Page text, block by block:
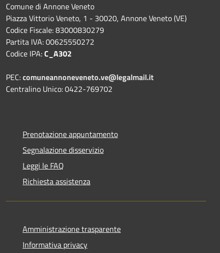
Comune di Annone Veneto
Piazza Vittorio Veneto, 1 - 30020, Annone Veneto (VE)
Codice Fiscale: 83000830279
Partita IVA: 00625550272
Codice IPA:C_A302
PEC:comuneannoneveneto.ve@legalmail.it
Centralino Unico: 0422-769702
Prenotazione appuntamento
Segnalazione disservizio
Leggi le FAQ
Richiesta assistenza
Amministrazione trasparente
Informativa privacy